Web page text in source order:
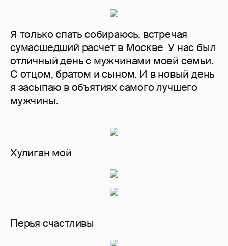
Я только спать собираюсь, встречая
сумасшедший расчет в Москве У нас был
отличный день с мужчинами моей семьи.
С отцом, братом и сыном. И в новый день
я засыпаю в объятиях самого лучшего
мужчины.
Хулиган мой
Перья счастливы